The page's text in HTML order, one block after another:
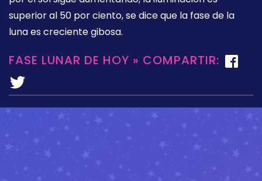
superior al 50 por ciento, se dice que la fase de la
luna es creciente gibosa.
FASE LUNAR DE HOY » COMPARTIR: